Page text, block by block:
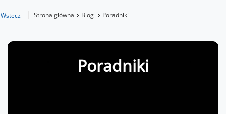
Wstecz Strona główna Blog Poradniki
Poradniki